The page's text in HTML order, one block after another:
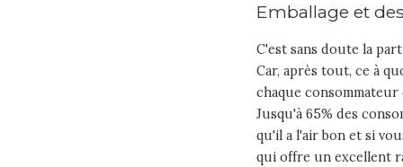
Emballage et
C'est sans doute la
Car, après tout, ce à
chaque
Jusqu'à 65% des
qu'il a l'air bon et si
qui offre un excellent